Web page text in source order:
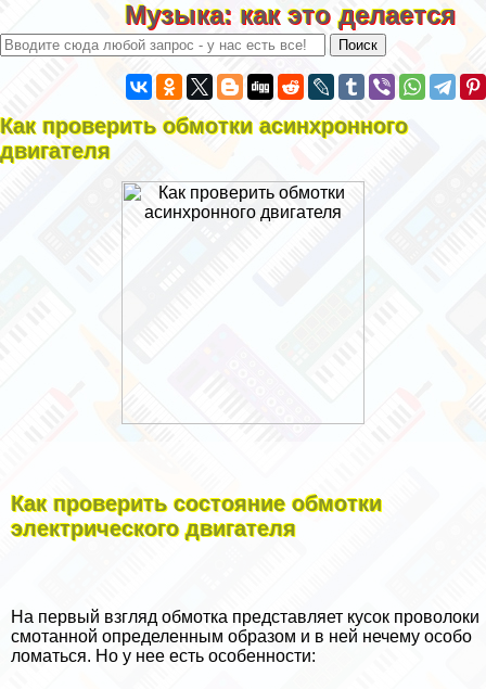
Музыка: как это делается
Как проверить обмотки асинхронного
двигателя
Как проверить состояние обмотки
электрического двигателя
На первый взгляд обмотка представляет кусок проволоки
смотанной определенным образом и в ней нечему особо
ломаться. Но у нее есть особенности: